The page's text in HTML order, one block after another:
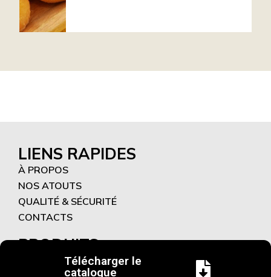
LIENS RAPIDES
À PROPOS
NOS ATOUTS
QUALITÉ & SÉCURITÉ
CONTACTS
PRODUITS
NOUVEAUTÉSTélécharger le
catalogue